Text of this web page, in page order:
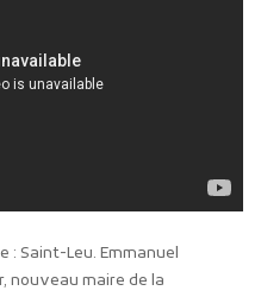
: Saint-Leu. Emmanuel
nouveau maire de la